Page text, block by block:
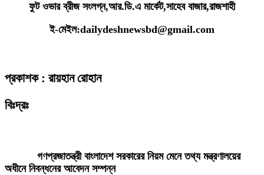
ফুট ওভার ব্রীজ সংলগ্ন,আর.ডি.এ মার্কেট,সাহেব বাজার,রাজশাহী
ই-মেইল:dailydeshnewsbd@gmail.com
প্রকাশক : রায়হান রোহান
বিঃদ্রঃ
গণপ্রজাতন্ত্রী বাংলাদেশ সরকারের নিয়ম মেনে তথ্য মন্ত্রণালয়ের
অধীনে নিবন্ধনের আবেদন সম্পন্ন